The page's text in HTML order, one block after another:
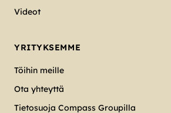
Videot
YRITYKSEMME
Töihin meille
Ota yhteyttä
Tietosuoja Compass Groupilla